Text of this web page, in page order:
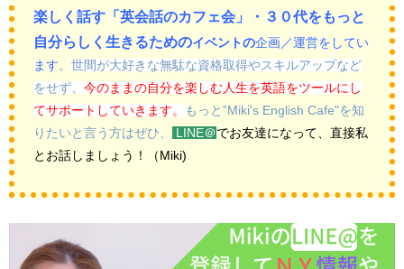
楽しく話す「英会話のカフェ会」・３０代をもっと
自分らしく生きるためのイベントの企画／運営をしてい
ます 。 世間が大好きな無駄な資格取得やスキルアップなど
をせず、 今のままの自分を楽しむ人生を英語をツールにし
てサポートしていきます。
もっと”Miki's English Cafe"を知
りたいと言う方はぜひ、
LINE＠ でお友達になって、直接私
とお話しましょう！（Miki)